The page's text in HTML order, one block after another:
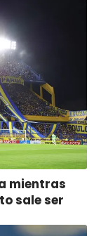
mientras
sale ser